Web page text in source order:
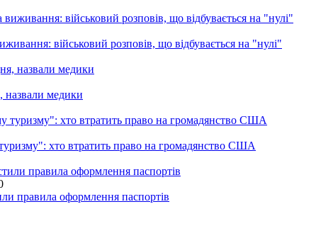
військовий розповів, що відбувається на "нулі"
назвали медики
хто втратить право на громадянство США
правила оформлення паспортів